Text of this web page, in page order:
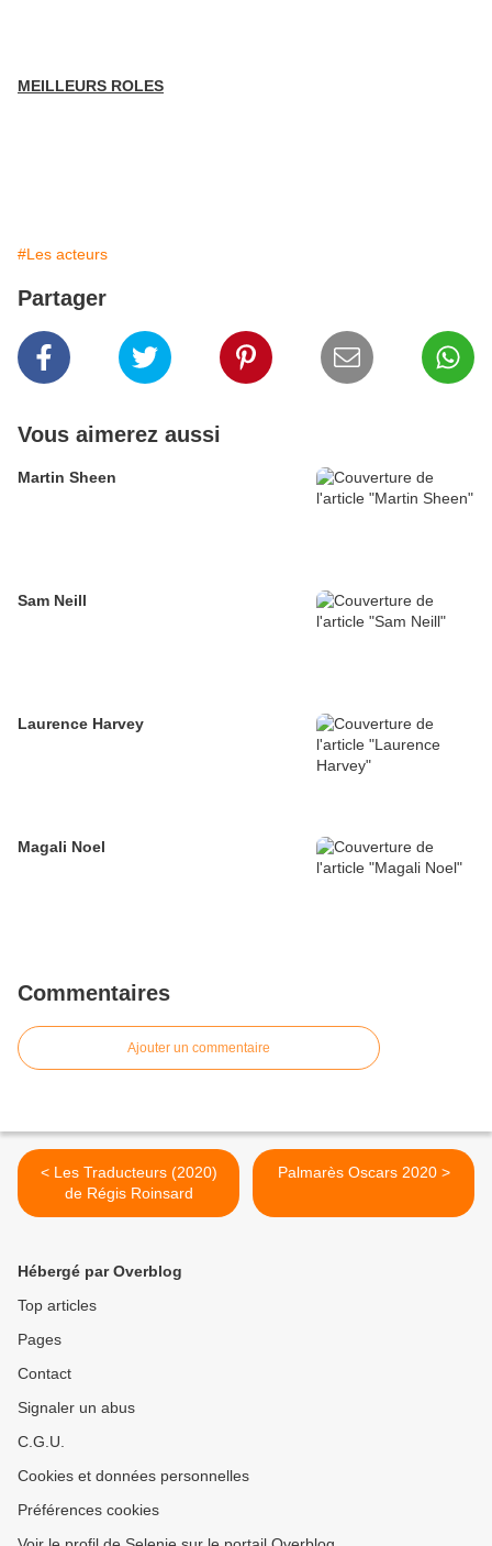
MEILLEURS ROLES
#Les acteurs
Partager
Vous aimerez aussi
Martin Sheen
Sam Neill
Laurence Harvey
Magali Noel
Commentaires
Ajouter un commentaire
< Les Traducteurs (2020)
de Régis Roinsard
Palmarès Oscars 2020 >
Hébergé par Overblog
Top articles
Pages
Contact
Signaler un abus
C.G.U.
Cookies et données personnelles
Préférences cookies